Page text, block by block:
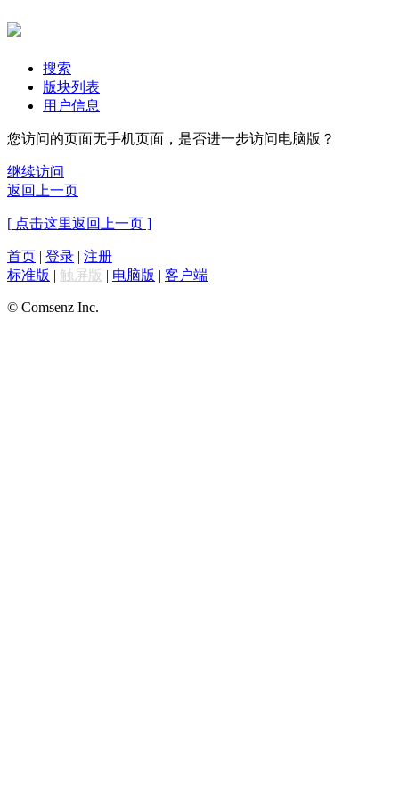
搜索
版块列表
用户信息
您访问的页面无手机页面，是否进一步访问电脑版？
继续访问
返回上一页
[ 点击这里返回上一页 ]
首页 | 登录 | 注册
标准版 | 触屏版 | 电脑版 | 客户端
© Comsenz Inc.